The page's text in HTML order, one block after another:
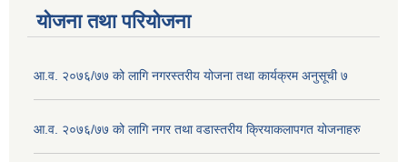
योजना तथा परियोजना
आ.व. २०७६/७७ को लागि नगरस्तरीय योजना तथा कार्यक्रम अनुसूची ७
आ.व. २०७६/७७ को लागि नगर तथा वडास्तरीय क्रियाकलापगत योजनाहरु